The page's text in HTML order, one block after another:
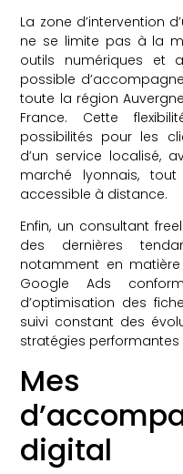
La zone d’intervention
ne se limite pas à la
outils numériques et
possible
toute la région
France. Cette
possibilités pour les
d’un service localisé,
marché lyonnais,
accessible à distance.
Enfin, un consultant
des dernières
notamment en
Google Ads
d’optimisation des
suivi constant des
stratégies
Mes
digital